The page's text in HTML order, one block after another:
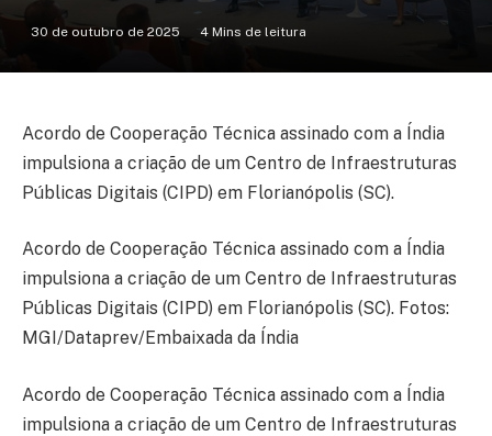
30 de outubro de 2025 4 Mins de leitura
Acordo de Cooperação Técnica assinado com a Índia
impulsiona a criação de um Centro de Infraestruturas
Públicas Digitais (CIPD) em Florianópolis (SC).
Acordo de Cooperação Técnica assinado com a Índia
impulsiona a criação de um Centro de Infraestruturas
Públicas Digitais (CIPD) em Florianópolis (SC). Fotos:
MGI/Dataprev/Embaixada da Índia
Acordo de Cooperação Técnica assinado com a Índia
impulsiona a criação de um Centro de Infraestruturas